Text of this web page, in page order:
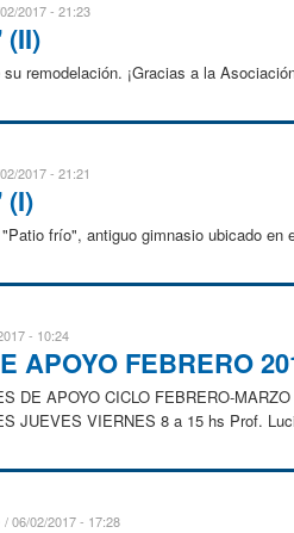
2017 - 21:23
remodelación. ¡Gracias a la
2017 - 21:21
frío", antiguo gimnasio ubicado en
- 10:24
APOYO FEBRERO
DE APOYO CICLO FEBRERO-
JUEVES VIERNES 8 a 15 hs Prof.
06/02/2017 - 17:28